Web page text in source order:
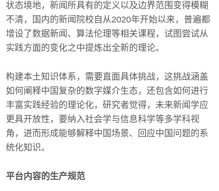
状态境地，新闻所具有的定义以及边界范围变得模糊
不清，国内的新闻院校自从2020年开始以来，普遍都
增设了数据新闻、算法伦理等相关课程，试图尝试从
实践方面的变化之中提炼出全新的理论。
构建本土知识体系，需要直面具体挑战，这挑战涵盖
如何阐释中国复杂的数字媒介生态，还包含如何进行
丰富实践经验的理论化，研究者觉得，未来新闻学应
更具开放性，要纳入社会学与信息科学等多学科视
角，进而形成能够解释中国场景、回应中国问题的系
统化知识。
平台内容的生产规范